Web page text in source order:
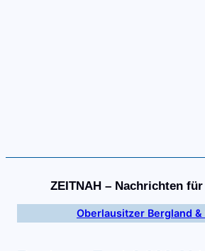
ZEITNAH – Nachrichten
Oberlausitzer Bergland &